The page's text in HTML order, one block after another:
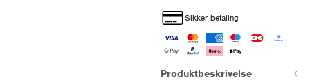
Sikker betaling
Produktbeskrivelse